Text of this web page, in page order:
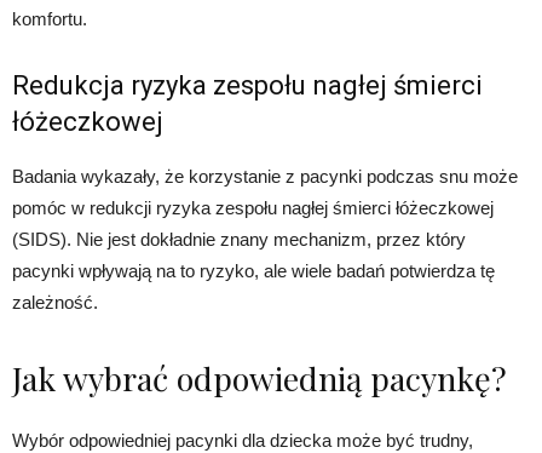
komfortu.
Redukcja ryzyka zespołu nagłej śmierci
łóżeczkowej
Badania wykazały, że korzystanie z pacynki podczas snu może
pomóc w redukcji ryzyka zespołu nagłej śmierci łóżeczkowej
(SIDS). Nie jest dokładnie znany mechanizm, przez który
pacynki wpływają na to ryzyko, ale wiele badań potwierdza tę
zależność.
Jak wybrać odpowiednią pacynkę?
Wybór odpowiedniej pacynki dla dziecka może być trudny,